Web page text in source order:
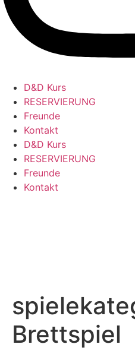
D&D Kurs
RESERVIERUNG
Freunde
Kontakt
D&D Kurs
RESERVIERUNG
Freunde
Kontakt
Brettspiel